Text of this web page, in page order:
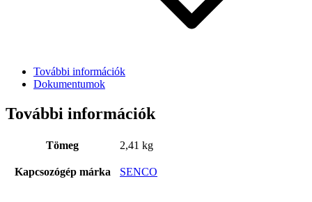
Bostitch
További információk
Dokumentumok
További információk
Tömeg 2,41 kg
Kapcsozógép márka SENCO